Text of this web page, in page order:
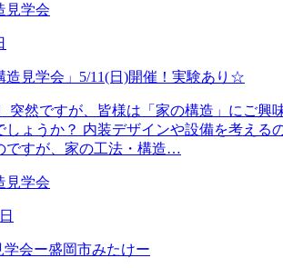
見学会
造見学会」5/11(日)開催！実験あり☆
突然ですが、皆様は「家の構造」にご興
しょうか？ 内装デザインや設備を考える
ですが、家の工法・構造…
見学会
会ー盛岡市みたけー